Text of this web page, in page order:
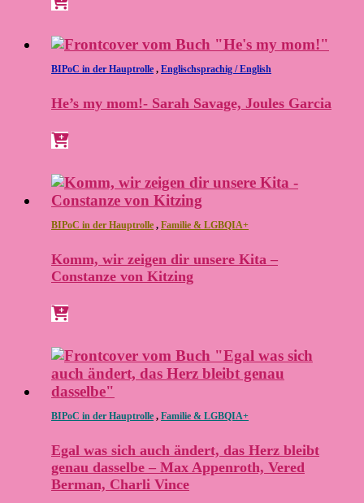
BIPoC in der Hauptrolle , Englischsprachig / English
He’s my mom!- Sarah Savage, Joules Garcia
BIPoC in der Hauptrolle , Familie & LGBQIA+
Komm, wir zeigen dir unsere Kita –
Constanze von Kitzing
BIPoC in der Hauptrolle , Familie & LGBQIA+
Egal was sich auch ändert, das Herz bleibt
genau dasselbe – Max Appenroth, Vered
Berman, Charli Vince